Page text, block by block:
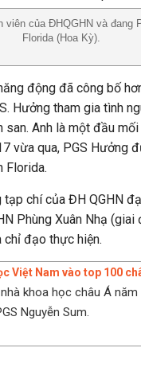
của ĐHQGHN và đang
Florida (Hoa Kỳ).
động đã công bố
Hưởng tham gia tình
san. Anh là một đầu
vừa qua, PGS Hưởng
Florida.
chí của ĐH QGHN
Phùng Xuân Nhạ
chỉ đạo thực hiện.
Việt Nam vào top 100
khoa học châu Á
Nguyễn Sum.